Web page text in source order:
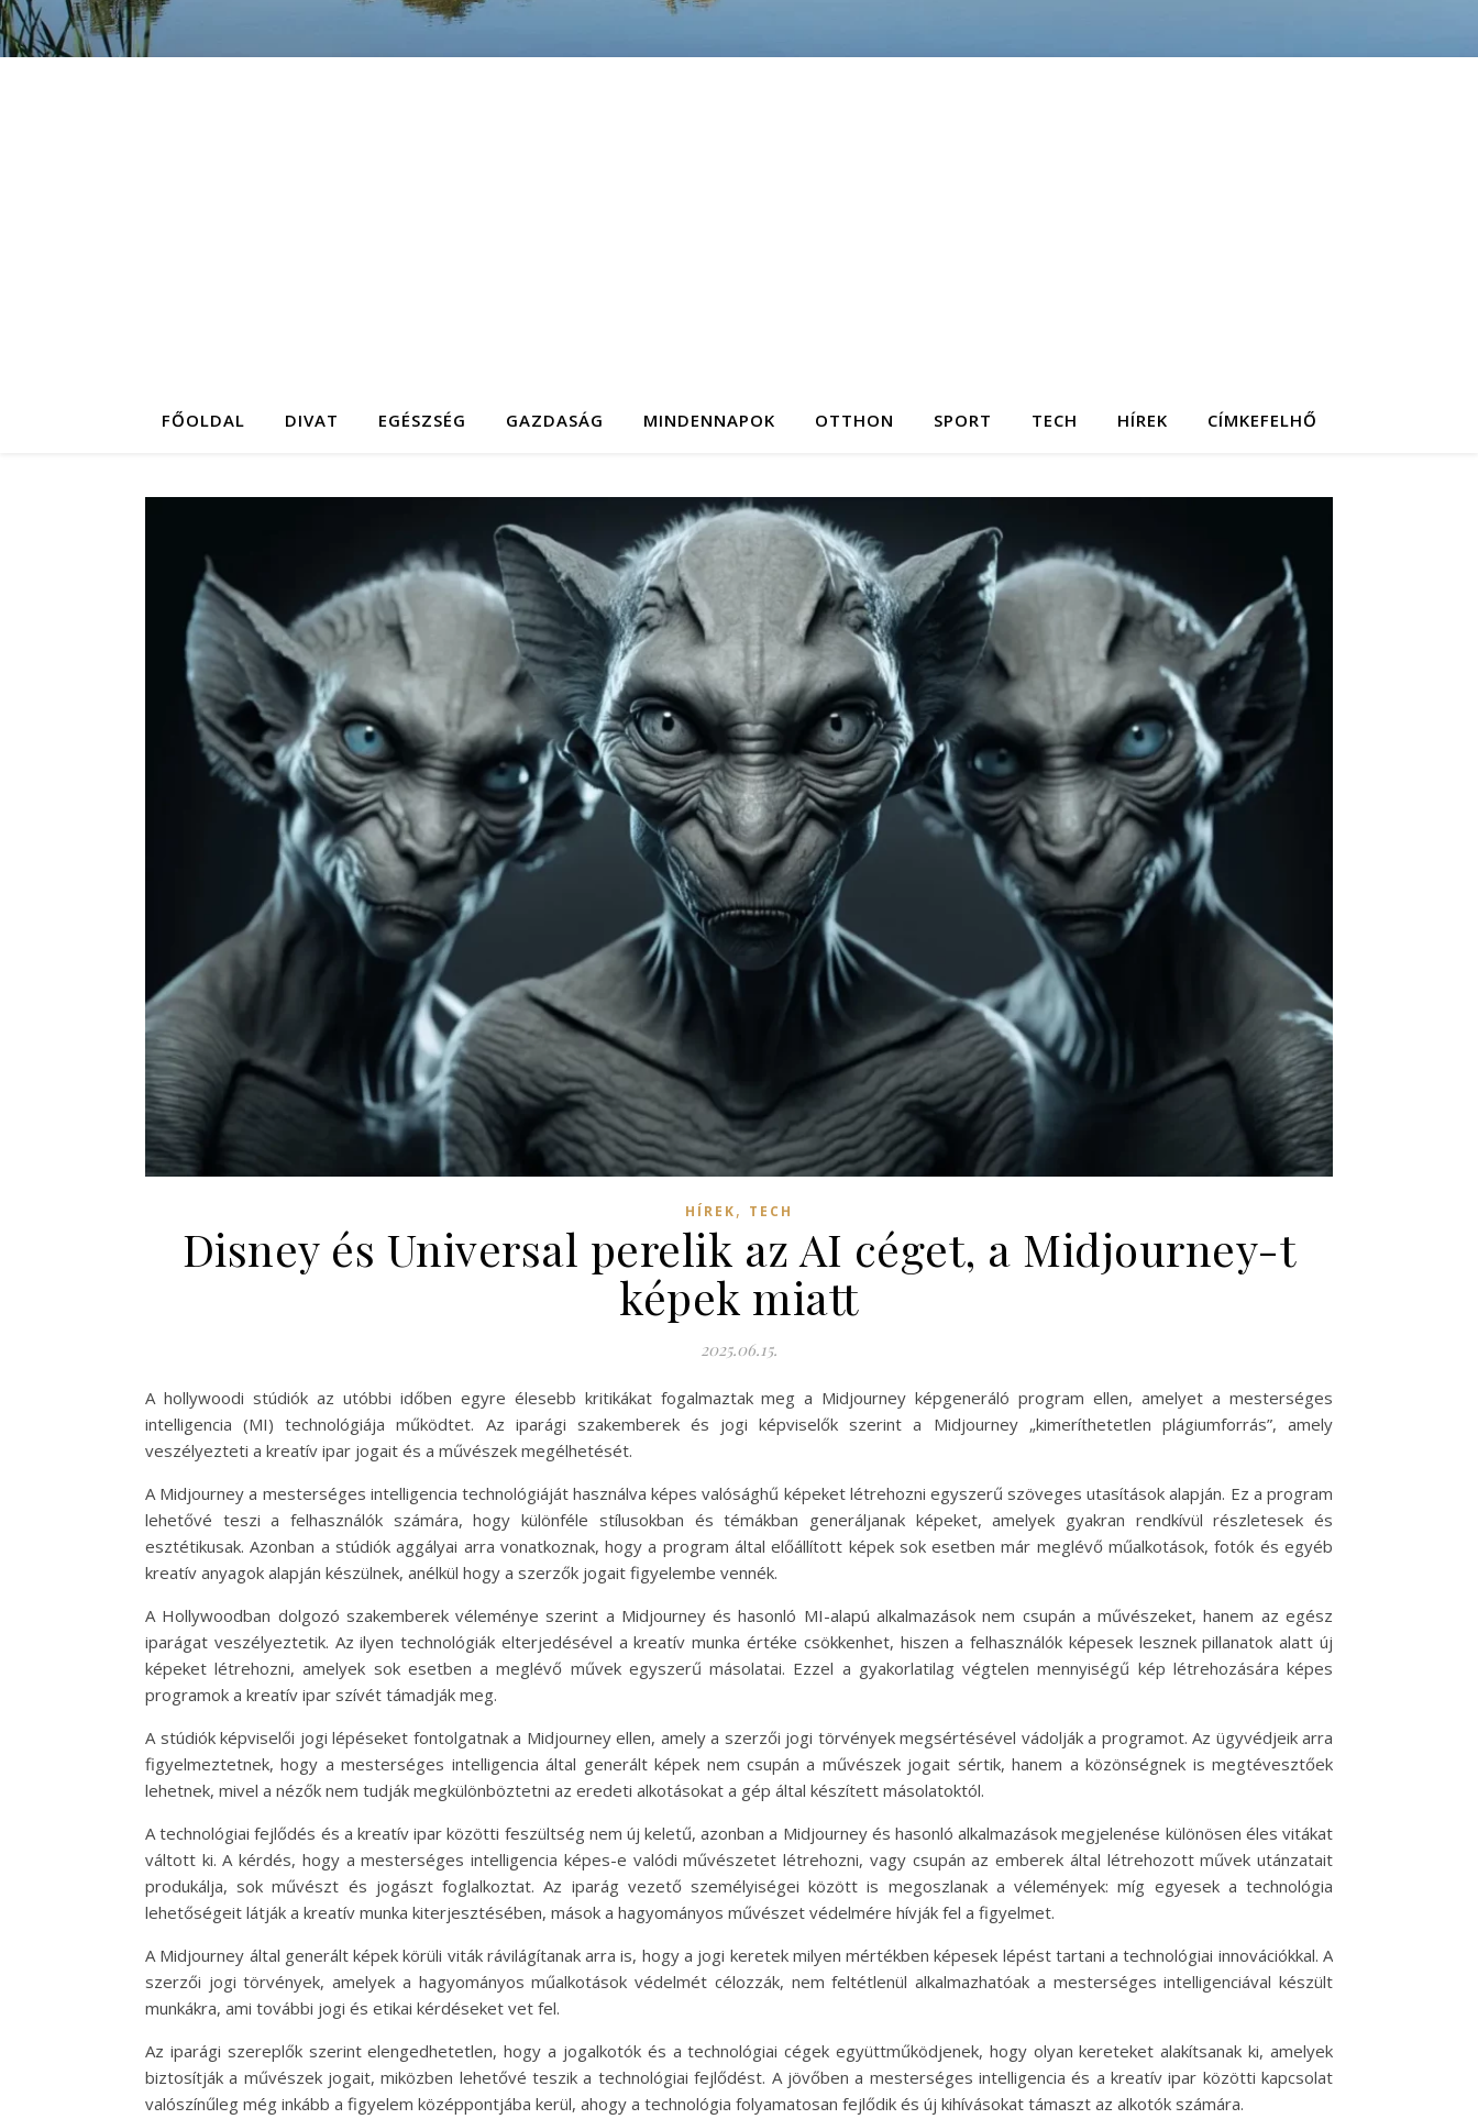
FŐOLDAL DIVAT EGÉSZSÉG GAZDASÁG MINDENNAPOK OTTHON SPORT TECH HÍREK CÍMKEFELHŐ
HÍREK, TECH
Disney és Universal perelik az AI céget, a Midjourney-t
képek miatt
2025.06.15.
A hollywoodi stúdiók az utóbbi időben egyre élesebb kritikákat fogalmaztak meg a Midjourney képgeneráló program ellen, amelyet a mesterséges
intelligencia (MI) technológiája működtet. Az iparági szakemberek és jogi képviselők szerint a Midjourney „kimeríthetetlen plágiumforrás”, amely
veszélyezteti a kreatív ipar jogait és a művészek megélhetését.
A Midjourney a mesterséges intelligencia technológiáját használva képes valósághű képeket létrehozni egyszerű szöveges utasítások alapján. Ez a program
lehetővé teszi a felhasználók számára, hogy különféle stílusokban és témákban generáljanak képeket, amelyek gyakran rendkívül részletesek és
esztétikusak. Azonban a stúdiók aggályai arra vonatkoznak, hogy a program által előállított képek sok esetben már meglévő műalkotások, fotók és egyéb
kreatív anyagok alapján készülnek, anélkül hogy a szerzők jogait figyelembe vennék.
A Hollywoodban dolgozó szakemberek véleménye szerint a Midjourney és hasonló MI-alapú alkalmazások nem csupán a művészeket, hanem az egész
iparágat veszélyeztetik. Az ilyen technológiák elterjedésével a kreatív munka értéke csökkenhet, hiszen a felhasználók képesek lesznek pillanatok alatt új
képeket létrehozni, amelyek sok esetben a meglévő művek egyszerű másolatai. Ezzel a gyakorlatilag végtelen mennyiségű kép létrehozására képes
programok a kreatív ipar szívét támadják meg.
A stúdiók képviselői jogi lépéseket fontolgatnak a Midjourney ellen, amely a szerzői jogi törvények megsértésével vádolják a programot. Az ügyvédjeik arra
figyelmeztetnek, hogy a mesterséges intelligencia által generált képek nem csupán a művészek jogait sértik, hanem a közönségnek is megtévesztőek
lehetnek, mivel a nézők nem tudják megkülönböztetni az eredeti alkotásokat a gép által készített másolatoktól.
A technológiai fejlődés és a kreatív ipar közötti feszültség nem új keletű, azonban a Midjourney és hasonló alkalmazások megjelenése különösen éles vitákat
váltott ki. A kérdés, hogy a mesterséges intelligencia képes-e valódi művészetet létrehozni, vagy csupán az emberek által létrehozott művek utánzatait
produkálja, sok művészt és jogászt foglalkoztat. Az iparág vezető személyiségei között is megoszlanak a vélemények: míg egyesek a technológia
lehetőségeit látják a kreatív munka kiterjesztésében, mások a hagyományos művészet védelmére hívják fel a figyelmet.
A Midjourney által generált képek körüli viták rávilágítanak arra is, hogy a jogi keretek milyen mértékben képesek lépést tartani a technológiai innovációkkal. A
szerzői jogi törvények, amelyek a hagyományos műalkotások védelmét célozzák, nem feltétlenül alkalmazhatóak a mesterséges intelligenciával készült
munkákra, ami további jogi és etikai kérdéseket vet fel.
Az iparági szereplők szerint elengedhetetlen, hogy a jogalkotók és a technológiai cégek együttműködjenek, hogy olyan kereteket alakítsanak ki, amelyek
biztosítják a művészek jogait, miközben lehetővé teszik a technológiai fejlődést. A jövőben a mesterséges intelligencia és a kreatív ipar közötti kapcsolat
valószínűleg még inkább a figyelem középpontjába kerül, ahogy a technológia folyamatosan fejlődik és új kihívásokat támaszt az alkotók számára.